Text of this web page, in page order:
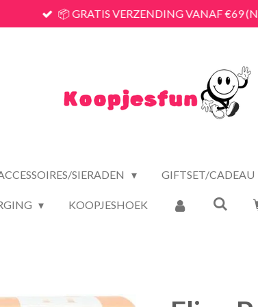
📦 GRATIS VERZENDING VANAF €69
SIERADEN GIFTSET/CADEAU
KOOPJESHOEK